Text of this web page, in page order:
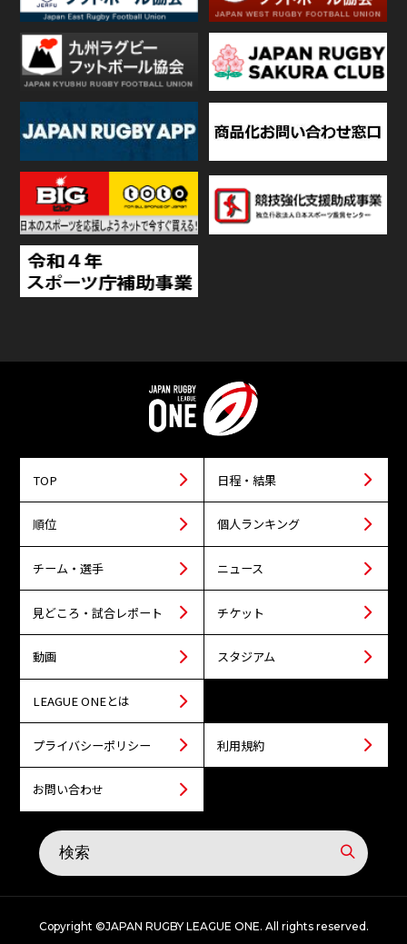
TOP 日程・結果
順位 個人ランキング
チーム・選手 ニュース
見どころ・試合レポート チケット
動画 スタジアム
LEAGUE ONEとは
プライバシーポリシー 利用規約
お問い合わせ
Copyright ©JAPAN RUGBY LEAGUE ONE. All rights reserved.